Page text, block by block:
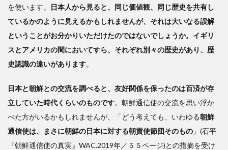
を使います。
日本人から見ると、同じ価値観、同じ歴史を共有し
ているかのように見えるかもしれませんが、それは大いなる誤解
ということがお分かりいただけたのではないでしょうか。イギリ
スとアメリカの間においてすら、それぞれ別々の歴史があり、歴
史認識の違いがあります。
日本と朝鮮との交流を調べると、友好関係を保ったのは百済が存
立していた時代くらいのものです。朝鮮通信使の交流を思い浮か
べた方がいるかもしれませんが、「どう考えても、いわゆる朝鮮
通信使は、まさに朝鮮の日本に対する朝貢使節団そのもの 」(石平
『朝鮮通信使の真実』WAC.2019年／５５ページ)との指摘を受け